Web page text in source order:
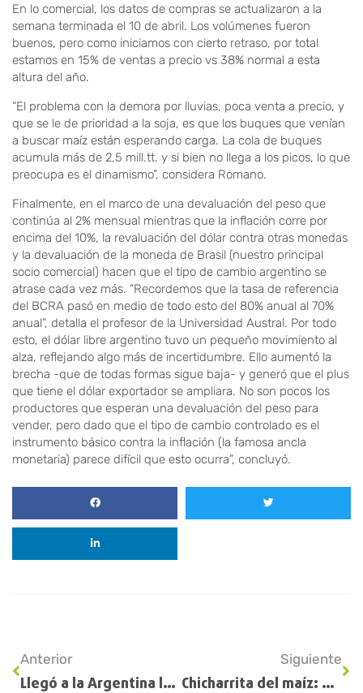
En lo comercial, los datos de compras se actualizaron a la
semana terminada el 10 de abril. Los volúmenes fueron
buenos, pero como iniciamos con cierto retraso, por total
estamos en 15% de ventas a precio vs 38% normal a esta
altura del año.
“El problema con la demora por lluvias, poca venta a precio, y
que se le de prioridad a la soja, es que los buques que venían
a buscar maíz están esperando carga. La cola de buques
acumula más de 2,5 mill.tt. y si bien no llega a los picos, lo que
preocupa es el dinamismo”, considera Romano.
Finalmente, en el marco de una devaluación del peso que
continúa al 2% mensual mientras que la inflación corre por
encima del 10%, la revaluación del dólar contra otras monedas
y la devaluación de la moneda de Brasil (nuestro principal
socio comercial) hacen que el tipo de cambio argentino se
atrase cada vez más. “Recordemos que la tasa de referencia
del BCRA pasó en medio de todo esto del 80% anual al 70%
anual”, detalla el profesor de la Universidad Austral. Por todo
esto, el dólar libre argentino tuvo un pequeño movimiento al
alza, reflejando algo más de incertidumbre. Ello aumentó la
brecha -que de todas formas sigue baja- y generó que el plus
que tiene el dólar exportador se ampliara. No son pocos los
productores que esperan una devaluación del peso para
vender, pero dado que el tipo de cambio controlado es el
instrumento básico contra la inflación (la famosa ancla
monetaria) parece difícil que esto ocurra”, concluyó.
Anterior
Llegó a la Argentina la viceministra de Agricultura de Alemania para reforzar vínculos ante el desafío que viene en camino
Siguiente
Chicharrita del maíz: aprueban los primeros insecticidas que podrían frenar la plaga